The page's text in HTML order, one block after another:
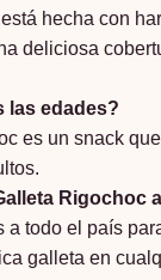
hecha con
deliciosa
las edades?
es un snack
Rigochoc
a todo el país
galleta en